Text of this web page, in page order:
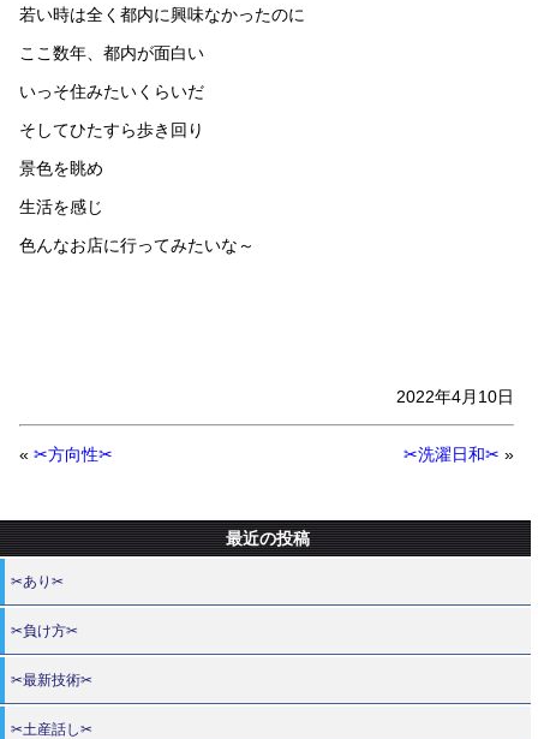
若い時は全く都内に興味なかったのに
ここ数年、都内が面白い
いっそ住みたいくらいだ
そしてひたすら歩き回り
景色を眺め
生活を感じ
色んなお店に行ってみたいな～
2022年4月10日
« ✂方向性✂ ✂洗濯日和✂ »
最近の投稿
✂あり✂
✂負け方✂
✂最新技術✂
✂土産話し✂